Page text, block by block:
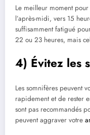
Le meilleur moment
l’après-midi, vers 15
suffisamment fatigué
22 ou 23 heures, mais
4) Évitez les
Les somnifères peuvent
rapidement et de rester
sont pas recommandés
peuvent aggraver votre